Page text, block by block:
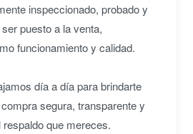
inspeccionado, probado y
puesto a la venta,
funcionamiento y calidad.
día a día para brindarte
segura, transparente y
que mereces.